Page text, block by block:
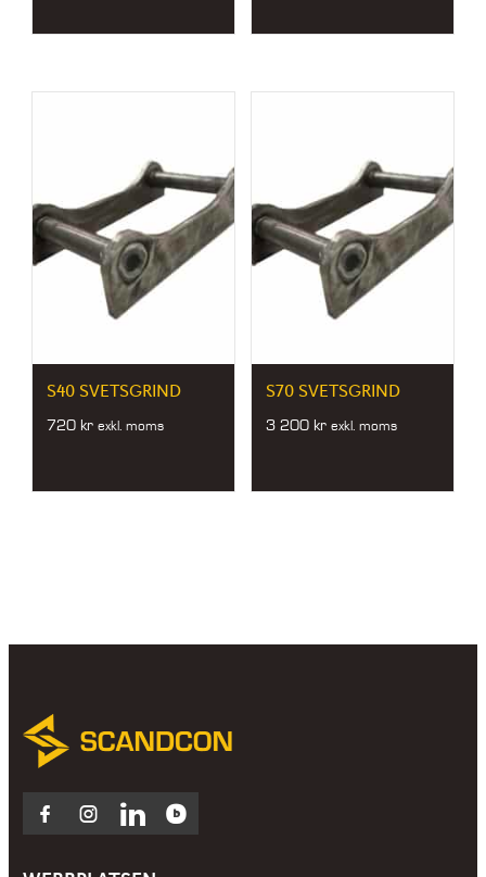
S40 SVETSGRIND
720 kr exkl. moms
S70 SVETSGRIND
3 200 kr exkl. moms
Facebook
Instagram
LinkedInBlocket